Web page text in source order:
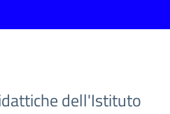
dell'Istituto